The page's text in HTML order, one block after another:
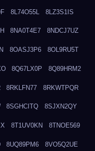
8L74O55L 8LZ3S1IS
8NA0T4E7 8NDCJ7UZ
8OASJ3P6 8OL9RU5T
8Q67LX0P 8Q89HRM2
8RKLFN77 8RKWTPQR
8SGHCITQ 8SJXN2QY
8T1UV0KN 8TNOE569
8UQ89PM6 8VO5Q2UE